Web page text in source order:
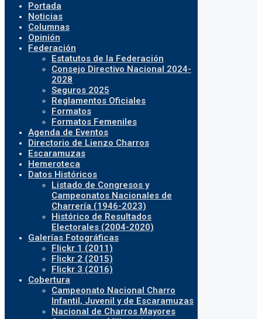
Portada
Noticias
Columnas
Opinión
Federación
Estatutos de la Federación
Consejo Directivo Nacional 2024-
2028
Seguros 2025
Reglamentos Oficiales
Formatos
Formatos Femeniles
Agenda de Eventos
Directorio de Lienzo Charros
Escaramuzas
Hemeroteca
Datos Históricos
Listado de Congresos y
Campeonatos Nacionales de
Charrería (1946-2023)
Histórico de Resultados
Electorales (2004-2020)
Galerías Fotográficas
Flickr 1 (2011)
Flickr 2 (2015)
Flickr 3 (2016)
Cobertura
Campeonato Nacional Charro
Infantil, Juvenil y de Escaramuzas
Nacional de Charros Mayores